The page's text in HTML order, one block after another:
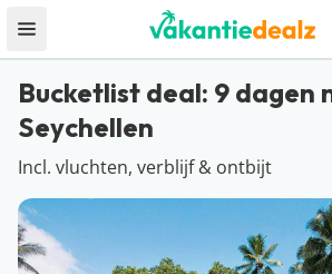
Open menu
Bucketlist deal: 9 dagen
Seychellen
Incl. vluchten, verblijf & ontbijt